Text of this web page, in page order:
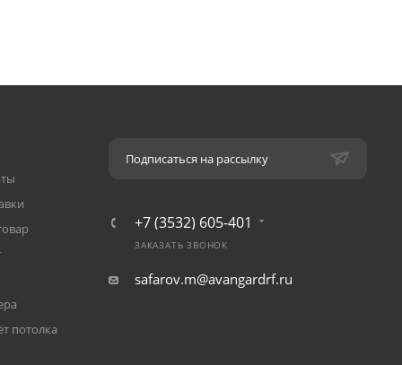
потолка
Подписаться на рассылку
+7 (3532) 605-401
ЗАКАЗАТЬ ЗВОНОК
safarov.m@avangardrf.ru